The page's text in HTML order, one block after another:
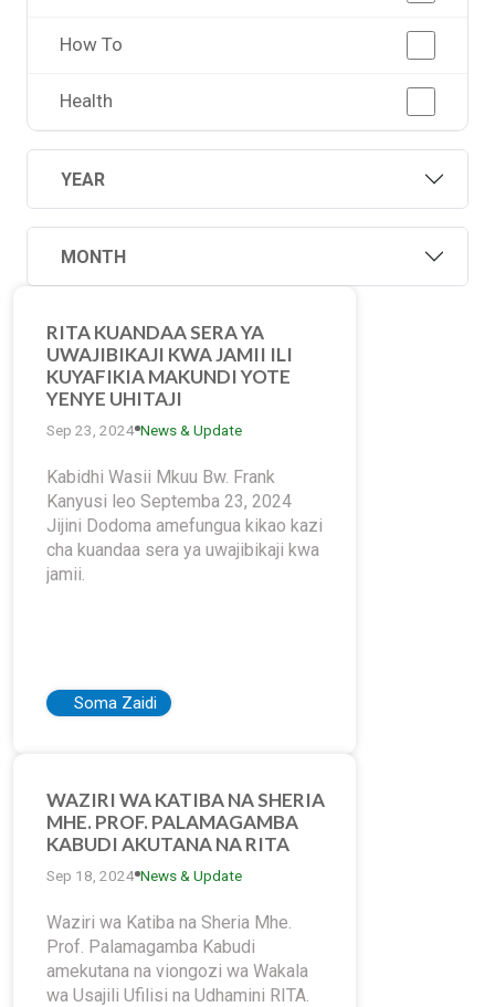
How To
Health
YEAR
MONTH
RITA KUANDAA SERA YA
UWAJIBIKAJI KWA JAMII ILI
KUYAFIKIA MAKUNDI YOTE
YENYE UHITAJI
Sep 23, 2024 News & Update
Kabidhi Wasii Mkuu Bw. Frank
Kanyusi leo Septemba 23, 2024
Jijini Dodoma amefungua kikao kazi
cha kuandaa sera ya uwajibikaji kwa
jamii.
Soma Zaidi
WAZIRI WA KATIBA NA SHERIA
MHE. PROF. PALAMAGAMBA
KABUDI AKUTANA NA RITA
Sep 18, 2024 News & Update
Waziri wa Katiba na Sheria Mhe.
Prof. Palamagamba Kabudi
amekutana na viongozi wa Wakala
wa Usajili Ufilisi na Udhamini RITA.